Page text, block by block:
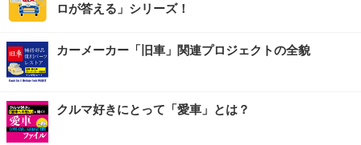
ロが答える」シリーズ！
カーメーカー「旧車」関連プロジェクトの全貌
クルマ好きにとって「愛車」とは？